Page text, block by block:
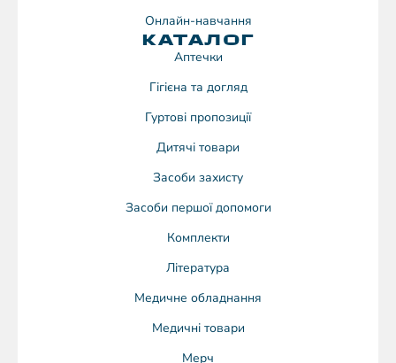
Онлайн-навчання
КАТАЛОГ
Аптечки
Гігієна та догляд
Гуртові пропозиції
Дитячі товари
Засоби захисту
Засоби першої допомоги
Комплекти
Література
Медичне обладнання
Медичні товари
Мерч